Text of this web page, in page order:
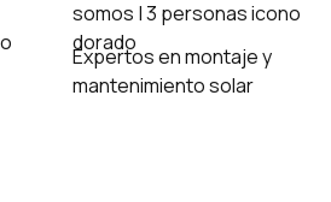
Expertos en montaje y
mantenimiento solar